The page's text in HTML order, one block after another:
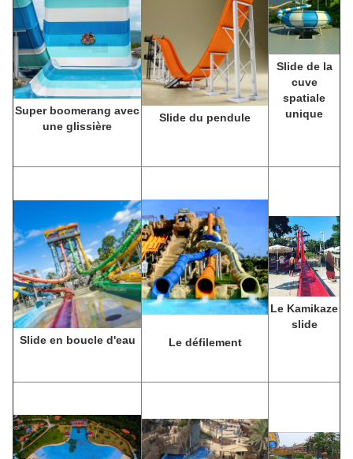
Super boomerang avec
une glissière
Slide du pendule
Slide de la
cuve
spatiale
unique
Slide en boucle d'eau Le défilement
Le Kamikaze
slide